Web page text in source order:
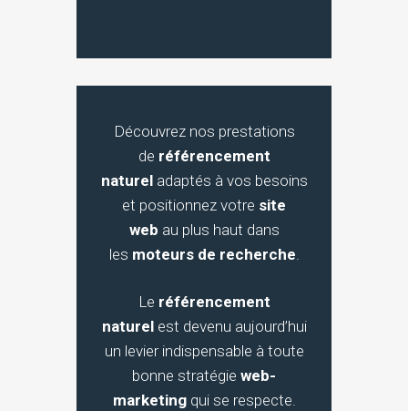
Découvrez nos prestations
de référencement
natureladaptés à vos besoins
et positionnez votre site
web au plus haut dans
les moteurs de recherche.
Le référencement
naturel est devenu aujourd’hui
un levier indispensable à toute
bonne stratégie web-
marketingqui se respecte.